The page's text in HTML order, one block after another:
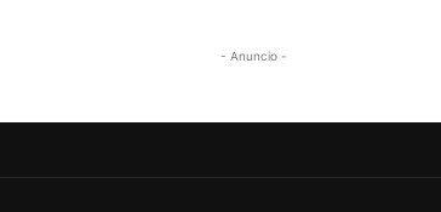
- Anuncio -